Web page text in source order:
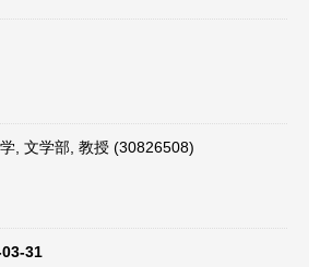
, 文学部, 教授 (30826508)
31